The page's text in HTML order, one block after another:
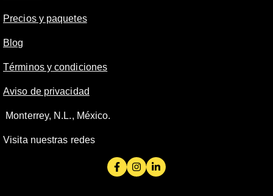
Precios y paquetes
Blog
Términos y condiciones
Aviso de privacidad
Monterrey, N.L., México.
Visita nuestras redes